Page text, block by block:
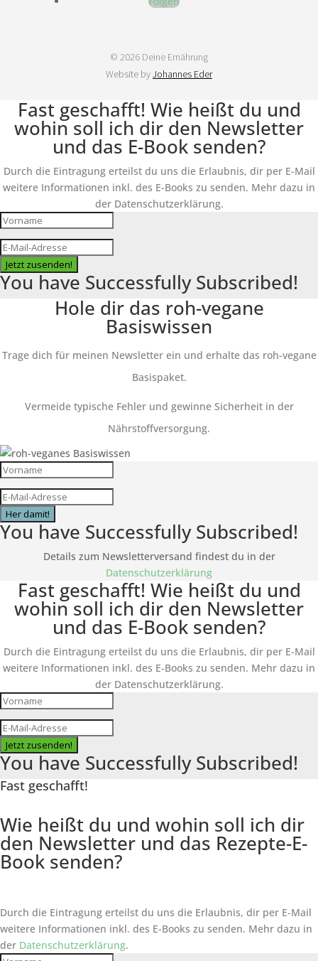
© 2026 Deine Ernährung
Website byJohannes Eder
Fast geschafft! Wie heißt du und
wohin soll ich dir den Newsletter
und das E-Book senden?
Durch die Eintragung erteilst du uns die Erlaubnis, dir per E-Mail
weitere Informationen inkl. des E-Books zu senden. Mehr dazu in
der Datenschutzerklärung.
Jetzt zusenden!
You have Successfully Subscribed!
Hole dir das roh-vegane
Basiswissen
Trage dich für meinen Newsletter ein und erhalte das roh-vegane
Basispaket.
Vermeide typische Fehler und gewinne Sicherheit in der
Nährstoffversorgung.
Her damit!
You have Successfully Subscribed!
Details zum Newsletterversand findest du in der
Datenschutzerklärung
Fast geschafft! Wie heißt du und
wohin soll ich dir den Newsletter
und das E-Book senden?
Durch die Eintragung erteilst du uns die Erlaubnis, dir per E-Mail
weitere Informationen inkl. des E-Books zu senden. Mehr dazu in
der Datenschutzerklärung.
Jetzt zusenden!
You have Successfully Subscribed!
Fast geschafft!
Wie heißt du und wohin soll ich dir
den Newsletter und das Rezepte-E-
Book senden?
Durch die Eintragung erteilst du uns die Erlaubnis, dir per E-Mail
weitere Informationen inkl. des E-Books zu senden. Mehr dazu in
der Datenschutzerklärung.